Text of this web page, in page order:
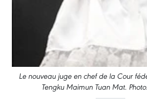
Le nouveau juge en chef de la Cour
Tengku Maimun Tuan Mat.